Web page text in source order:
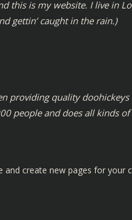
this is my website. I live in
gettin’ caught in the rain.)
providing quality doohickeys
people and does all kinds of
and create new pages for your